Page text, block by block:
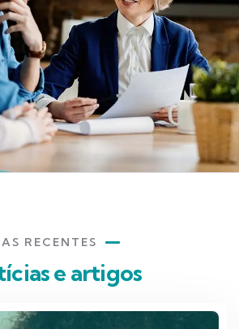
RECENTES
e artigos